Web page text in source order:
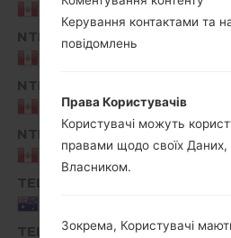
Peru
NTP
NTP
Peru
NTP
Peru
TEL
TEL
Керування контактами та
повідомлень
Права Користувачів
Користувачі можуть
правами щодо своїх
Власником.
Зокрема, Користувачі